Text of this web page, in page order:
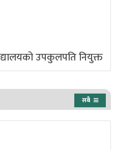
उपकुलपति नियुक्त
सबै